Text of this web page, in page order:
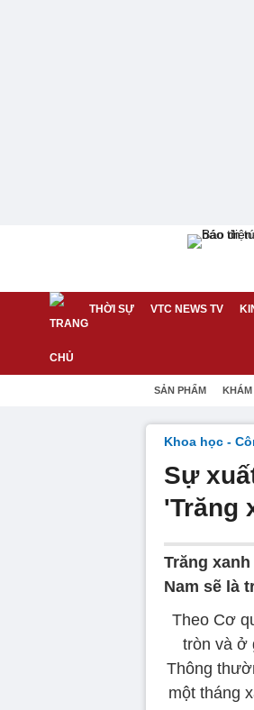
THỜI SỰ VTC NEWS TV
SẢN PHẨM KHÁM
Khoa học -
Sự
'Trăng
Trăng
Nam sẽ là
Theo Cơ
tròn và ở
Thông
một tháng